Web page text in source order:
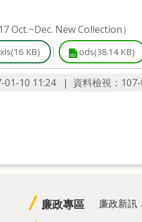
Oct.~Dec. New Collection）
xls(16 KB) ods(38.14 KB)
01-10 11:24 資料檢視：
廉政專區 廉政新訊